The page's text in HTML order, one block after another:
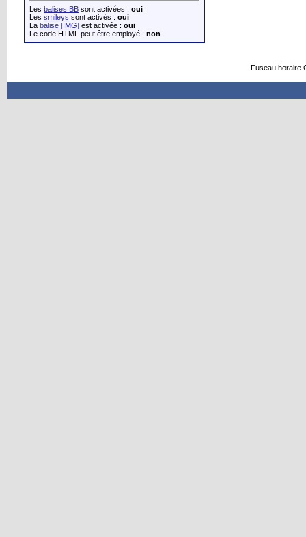
Les balises BB sont activées : oui
Les smileys sont activés : oui
La balise [IMG] est activée : oui
Le code HTML peut être employé : non
Fuseau horaire